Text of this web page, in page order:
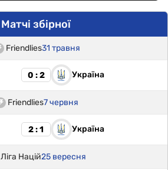
Матчі збірної
Friendlies31 травня
0 : 2 Україна
Friendlies7 червня
2 : 1 Україна
Ліга Націй25 вересня